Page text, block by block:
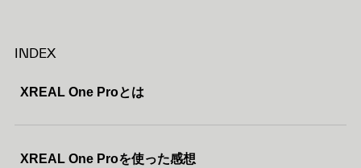
INDEX
XREAL One Proとは
XREAL One Proを使った感想